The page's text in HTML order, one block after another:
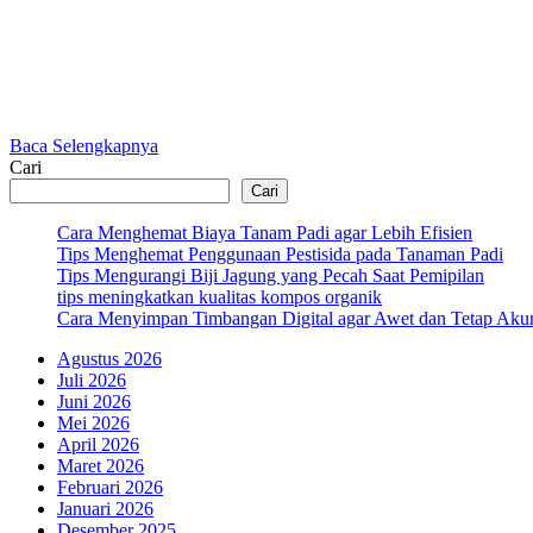
Baca Selengkapnya
Cari
Cari
Cara Menghemat Biaya Tanam Padi agar Lebih Efisien
Tips Menghemat Penggunaan Pestisida pada Tanaman Padi
Tips Mengurangi Biji Jagung yang Pecah Saat Pemipilan
tips meningkatkan kualitas kompos organik
Cara Menyimpan Timbangan Digital agar Awet dan Tetap
Agustus 2026
Juli 2026
Juni 2026
Mei 2026
April 2026
Maret 2026
Februari 2026
Januari 2026